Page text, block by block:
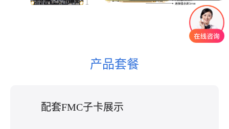
产品套餐
配套FMC子卡展示